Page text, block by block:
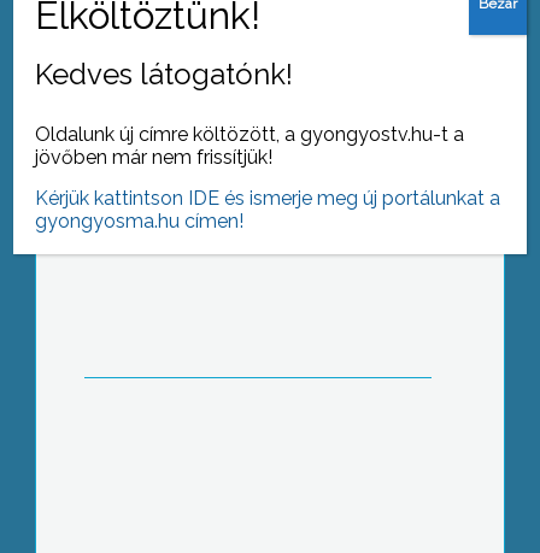
Az elmúlt 2 napban megugrott a fűtés
távfűtéses lakásokban Gyöngyösön
Szegfűgomba, őzláb – és tarlógomba,
fenyőtinóru – hatalmas mennyiségben
Kedves látogatónk!
Oldalunk új címre költözött, a gyongyostv.hu-t a
jövőben már nem frissítjük!
Kérjük kattintson IDE és ismerje meg új portálunkat a
gyongyosma.hu címen!